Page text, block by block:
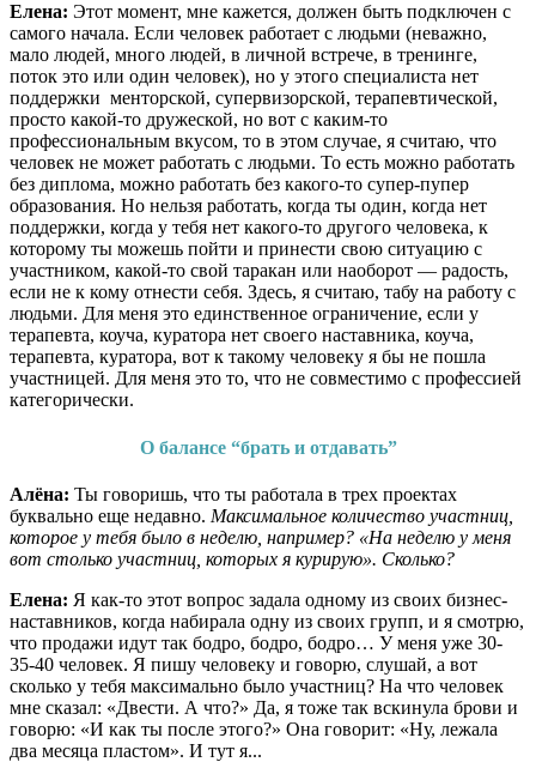
Елена: Этот момент, мне кажется, должен быть подключен с
самого начала. Если человек работает с людьми (неважно,
мало людей, много людей, в личной встрече, в тренинге,
поток это или один человек), но у этого специалиста нет
поддержки менторской, супервизорской, терапевтической,
просто какой-то дружеской, но вот с каким-то
профессиональным вкусом, то в этом случае, я считаю, что
человек не может работать с людьми. То есть можно работать
без диплома, можно работать без какого-то супер-пупер
образования. Но нельзя работать, когда ты один, когда нет
поддержки, когда у тебя нет какого-то другого человека, к
которому ты можешь пойти и принести свою ситуацию с
участником, какой-то свой таракан или наоборот — радость,
если не к кому отнести себя. Здесь, я считаю, табу на работу с
людьми. Для меня это единственное ограничение, если у
терапевта, коуча, куратора нет своего наставника, коуча,
терапевта, куратора, вот к такому человеку я бы не пошла
участницей. Для меня это то, что не совместимо с профессией
категорически.
О балансе “брать и отдавать”
Алёна: Ты говоришь, что ты работала в трех проектах
буквально еще недавно. Максимальное количество участниц,
которое у тебя было в неделю, например? «На неделю у меня
вот столько участниц, которых я курирую». Сколько?
Елена: Я как-то этот вопрос задала одному из своих бизнес-
наставников, когда набирала одну из своих групп, и я смотрю,
что продажи идут так бодро, бодро, бодро… У меня уже 30-
35-40 человек. Я пишу человеку и говорю, слушай, а вот
сколько у тебя максимально было участниц? На что человек
мне сказал: «Двести. А что?» Да, я тоже так вскинула брови и
говорю: «И как ты после этого?» Она говорит: «Ну, лежала
два месяца пластом». И тут я...